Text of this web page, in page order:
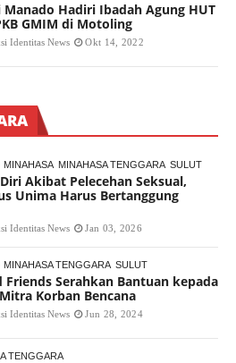
Manado Hadiri Ibadah Agung HUT
GMIM di Motoling
Identitas News Okt 14, 2022
MINAHASA MINAHASA TENGGARA SULUT
Akibat Pelecehan Seksual,
Unima Harus Bertanggung
Identitas News Jan 03, 2026
MINAHASA TENGGARA SULUT
Friends Serahkan Bantuan kepada
Korban Bencana
Identitas News Jun 28, 2024
TENGGARA